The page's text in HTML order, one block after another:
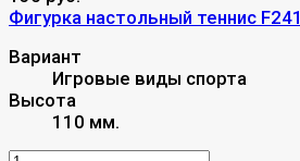
Фигурка настольный теннис F241
Вариант
Игровые виды спорта
Высота
110 мм.